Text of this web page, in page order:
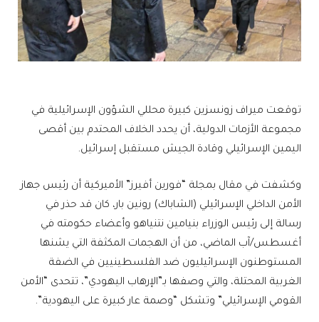
توقعت ميراف زونسزين كبيرة محللي الشؤون الإسرائيلية في
مجموعة الأزمات الدولية، أن يحدد الخلاف المحتدم بين أقصى
اليمين الإسرائيلي وقادة الجيش مستقبل إسرائيل.
وكشفت في مقال بمجلة “فورين أفيرز” الأميركية أن رئيس جهاز
الأمن الداخلي الإسرائيلي (الشاباك) رونين بار، كان قد حذر في
رسالة إلى رئيس الوزراء بنيامين نتنياهو وأعضاء حكومته في
أغسطس/آب الماضي، من أن الهجمات المكثفة التي يشنها
المستوطنون الإسرائيليون ضد الفلسطينيين في الضفة
الغربية المحتلة، والتي وصفها بـ”الإرهاب اليهودي”، تتحدى “الأمن
القومي الإسرائيلي” وتشكل “وصمة عار كبيرة على اليهودية”.